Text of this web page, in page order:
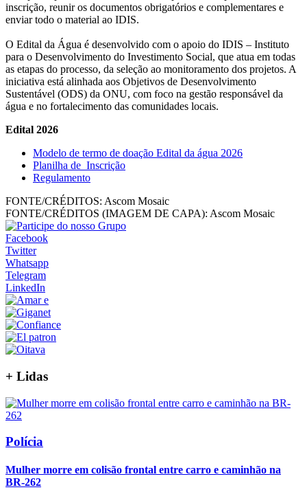
inscrição, reunir os documentos obrigatórios e complementares e
enviar todo o material ao IDIS.
O Edital da Água é desenvolvido com o apoio do IDIS – Instituto
para o Desenvolvimento do Investimento Social, que atua em todas
as etapas do processo, da seleção ao monitoramento dos projetos. A
iniciativa está alinhada aos Objetivos de Desenvolvimento
Sustentável (ODS) da ONU, com foco na gestão responsável da
água e no fortalecimento das comunidades locais.
Edital 2026
Modelo de termo de doação Edital da água 2026
Planilha de_Inscrição
Regulamento
FONTE/CRÉDITOS: Ascom Mosaic
FONTE/CRÉDITOS (IMAGEM DE CAPA): Ascom Mosaic
Facebook
Twitter
Whatsapp
Telegram
LinkedIn
+ Lidas
Polícia
Mulher morre em colisão frontal entre carro e caminhão na
BR-262